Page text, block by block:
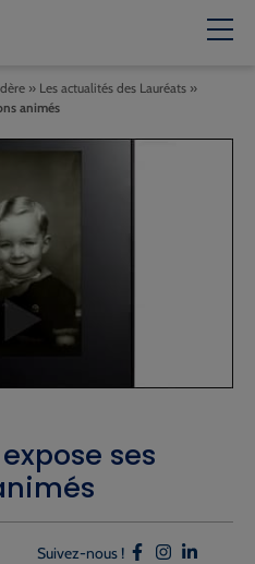
ses
» Les actualités des Lauréats »
animés
Suivez-nous !